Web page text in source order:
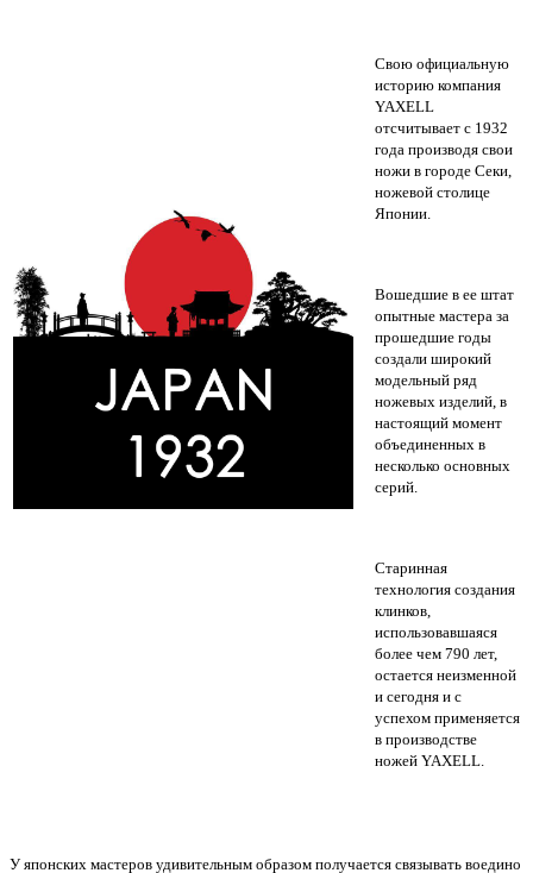
Свою официальную
историю компания
YAXELL
отсчитывает с 1932
года производя свои
ножи в городе Секи,
ножевой столице
Японии.
Вошедшие в ее штат
опытные мастера за
прошедшие годы
создали широкий
модельный ряд
ножевых изделий, в
настоящий момент
объединенных в
несколько основных
серий.
Старинная
технология создания
клинков,
использовавшаяся
более чем 790 лет,
остается неизменной
и сегодня и с
успехом применяется
в производстве
ножей YAXELL.
У японских мастеров удивительным образом получается связывать воедино